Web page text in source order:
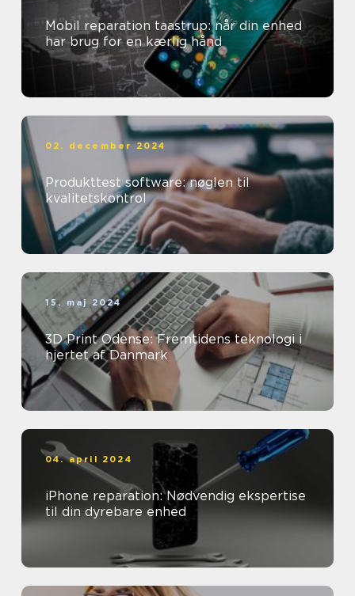
Mobil reparation taastrup: når din enhed
har brug for en kærlig hånd
02. december 2024
Produkttest software: nøglen til
kvalitetskontrol
15. maj 2024
3D Print Odense: Fremtidens teknologi i
hjertet af Danmark
04. april 2024
iPhone reparation: Nødvendig ekspertise
til din dyrebare enhed